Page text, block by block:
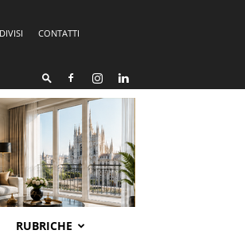
CONTATTI
RUBRICHE